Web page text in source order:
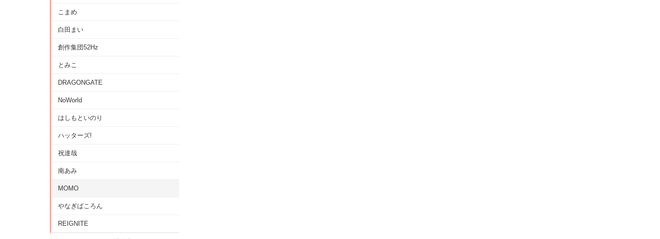
こまめ
白田まい
創作集団52Hz
とみこ
DRAGONGATE
NoWorld
はしもといのり
ハッターズ!
祝達哉
南あみ
MOMO
やなぎばころん
REIGNITE